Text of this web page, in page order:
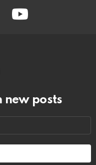
youtube
new posts